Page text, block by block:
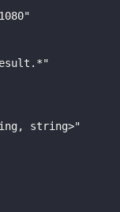
string>"